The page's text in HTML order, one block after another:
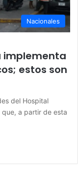
Nacionales
implementa
estos son
del Hospital
que, a partir de esta